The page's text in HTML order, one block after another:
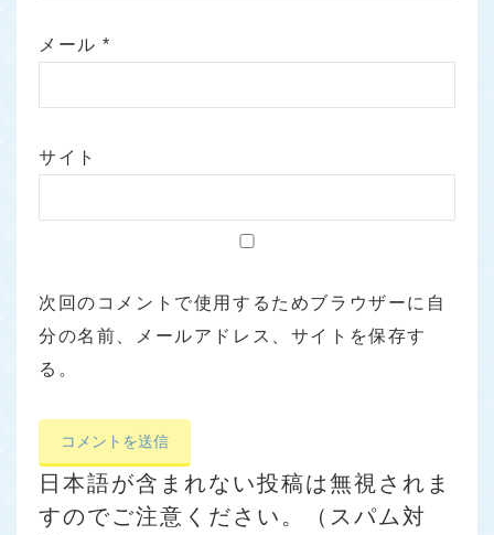
メール*
サイト
次回のコメントで使用するためブラウザーに自
分の名前、メールアドレス、サイトを保存す
る。
日本語が含まれない投稿は無視されま
すのでご注意ください。（スパム対